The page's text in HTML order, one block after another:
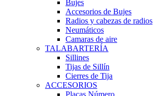
Bujes
Accesorios de Bujes
Radios y cabezas de radios
Neumáticos
Camaras de aire
TALABARTERÍA
Sillines
Tijas de Sillín
Cierres de Tija
ACCESORIOS
Placas Número